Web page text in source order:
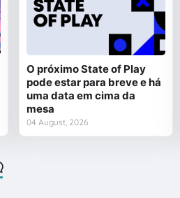
O próximo State of Play
pode estar para breve e há
uma data em cima da
mesa
04 August, 2026